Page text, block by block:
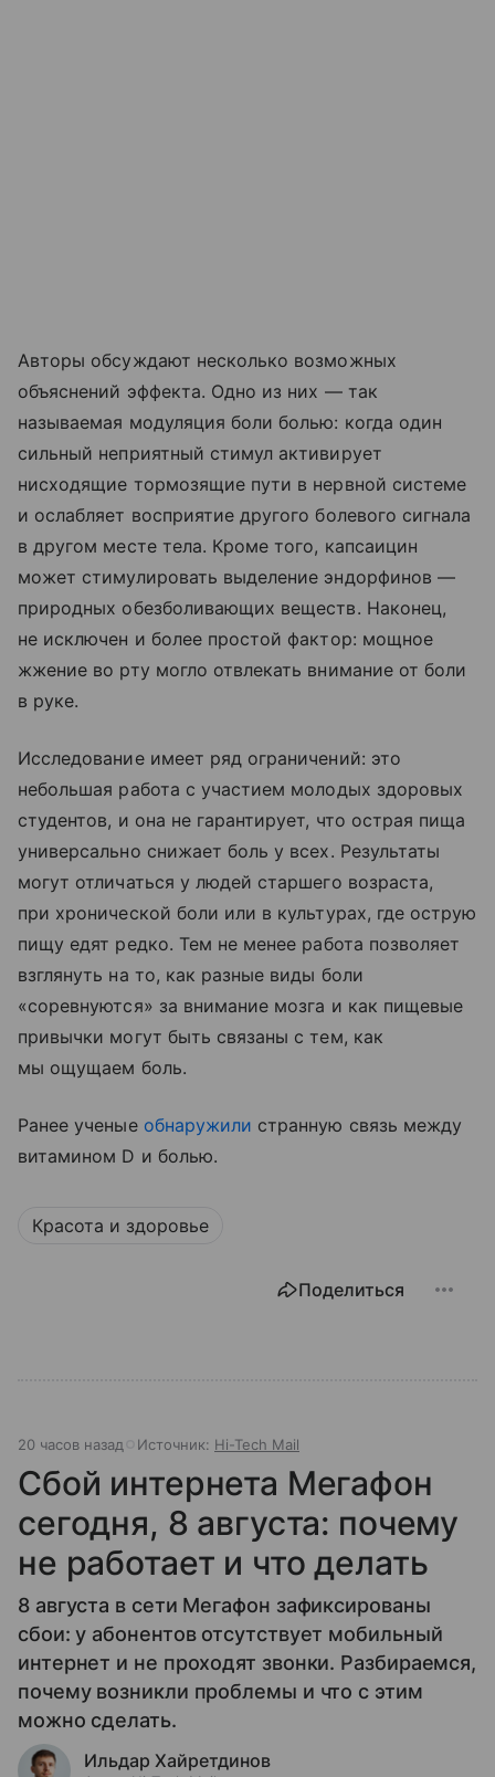
Авторы обсуждают несколько возможных
объяснений эффекта. Одно из них — так
называемая модуляция боли болью: когда один
сильный неприятный стимул активирует
нисходящие тормозящие пути в нервной системе
и ослабляет восприятие другого болевого сигнала
в другом месте тела. Кроме того, капсаицин
может стимулировать выделение эндорфинов —
природных обезболивающих веществ. Наконец,
не исключен и более простой фактор: мощное
жжение во рту могло отвлекать внимание от боли
в руке.
Исследование имеет ряд ограничений: это
небольшая работа с участием молодых здоровых
студентов, и она не гарантирует, что острая пища
универсально снижает боль у всех. Результаты
могут отличаться у людей старшего возраста,
при хронической боли или в культурах, где острую
пищу едят редко. Тем не менее работа позволяет
взглянуть на то, как разные виды боли
«соревнуются» за внимание мозга и как пищевые
привычки могут быть связаны с тем, как
мы ощущаем боль.
Ранее ученые обнаружили странную связь между
витамином D и болью.
Красота и здоровье
Поделиться
20 часов назад Источник: Hi-Tech Mail
Сбой интернета Мегафон
сегодня, 8 августа: почему
не работает и что делать
8 августа в сети Мегафон зафиксированы
сбои: у абонентов отсутствует мобильный
интернет и не проходят звонки. Разбираемся,
почему возникли проблемы и что с этим
можно сделать.
Ильдар Хайретдинов